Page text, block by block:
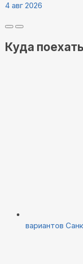
4 авг 2026
Куда поехать
вариантов